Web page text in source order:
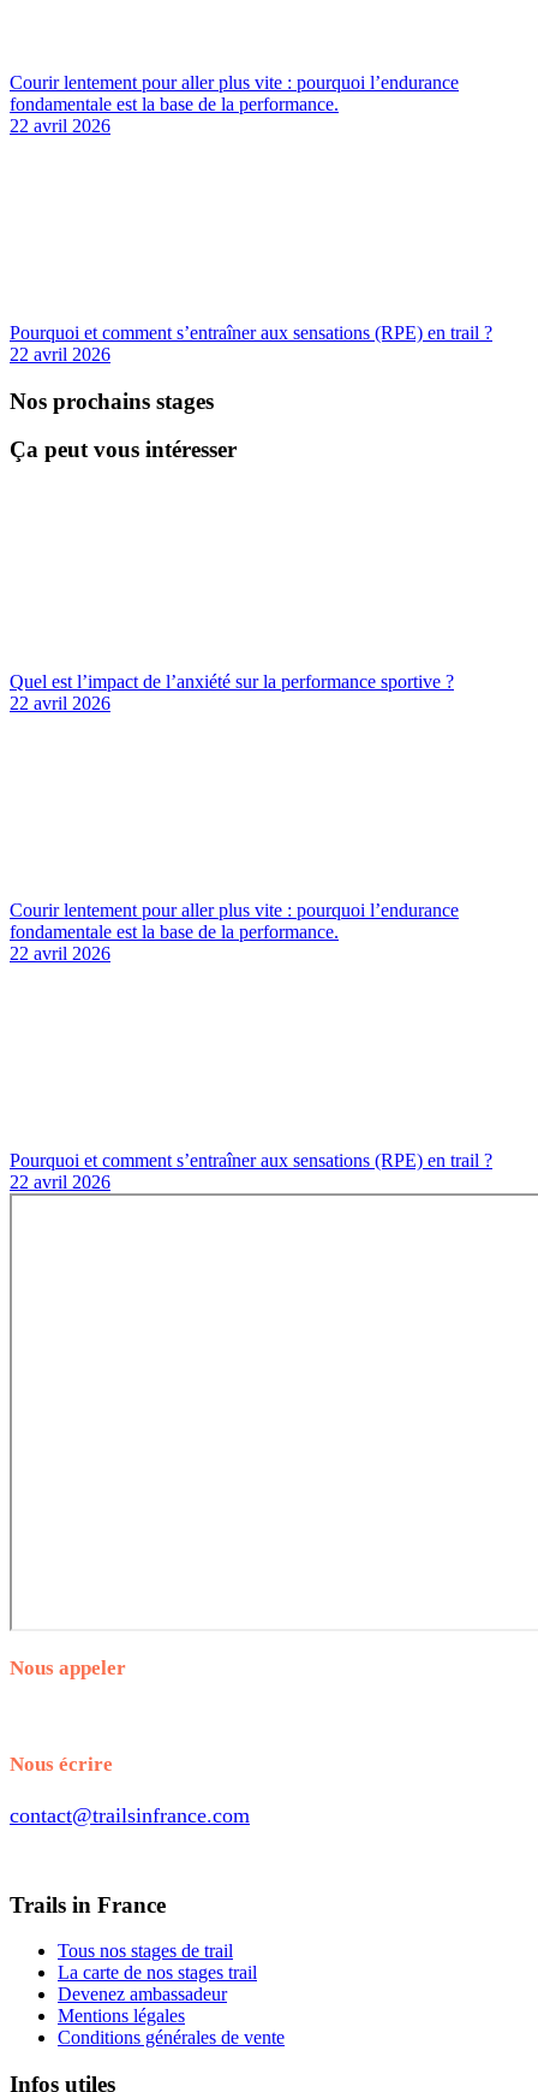
Courir lentement pour aller plus vite : pourquoi l’endurance
fondamentale est la base de la performance.
22 avril 2026
Pourquoi et comment s’entraîner aux sensations (RPE) en trail ?
22 avril 2026
Nos prochains stages
Ça peut vous intéresser
Quel est l’impact de l’anxiété sur la performance sportive ?
22 avril 2026
Courir lentement pour aller plus vite : pourquoi l’endurance
fondamentale est la base de la performance.
22 avril 2026
Pourquoi et comment s’entraîner aux sensations (RPE) en trail ?
22 avril 2026
Nous appeler
Nous écrire
contact@trailsinfrance.com
Trails in France
Tous nos stages de trail
La carte de nos stages trail
Devenez ambassadeur
Mentions légales
Conditions générales de vente
Infos utiles